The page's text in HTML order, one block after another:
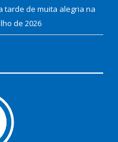
tarde de muita alegria na
de 2026